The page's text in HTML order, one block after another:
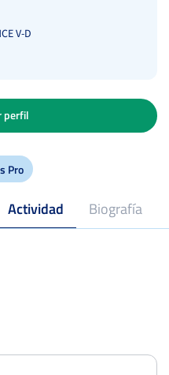
V-D
Pro
Actividad Biografía
perfil